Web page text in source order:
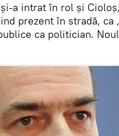
a intrat în rol și
prezent în stradă, ca
ca politician.